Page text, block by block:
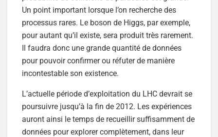
Un point important lorsque l’on recherche des
processus rares. Le boson de Higgs, par exemple,
pour autant qu’il existe, sera produit très rarement.
Il faudra donc une grande quantité de données
pour pouvoir confirmer ou réfuter de manière
incontestable son existence.
L’actuelle période d’exploitation du LHC devrait se
poursuivre jusqu’à la fin de 2012. Les expériences
auront ainsi le temps de recueillir suffisamment de
données pour explorer complètement, dans leur